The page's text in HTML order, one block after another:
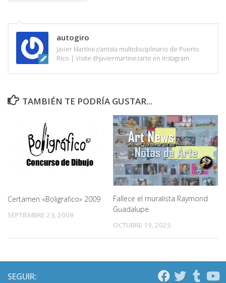
autogiro
Javier Martínez/artista multidisciplinario de Puerto
Rico | Visite @javiermartinezarte en Instagram
TAMBIÉN TE PODRÍA GUSTAR...
Certamen «Boligrafico» 2009
SEPTIEMBRE 23, 2009
Fallece el muralista Raymond
Guadalupe
OCTUBRE 19, 2025
SEGUIR: